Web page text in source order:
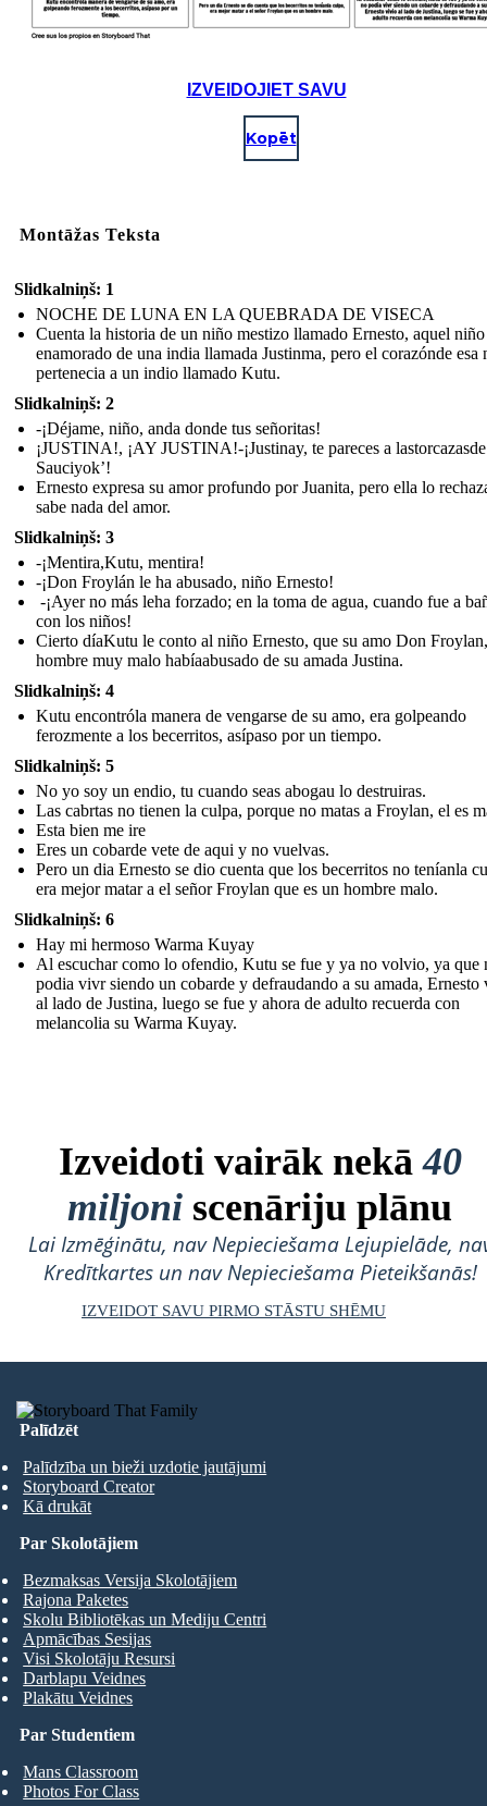
IZVEIDOJIET SAVU
Kopēt
Montāžas Teksta
Slidkalniņš: 1
NOCHE DE LUNA EN LA QUEBRADA DE VISECA
Cuenta la historia de un niño mestizo llamado Ernesto, aquel
enamorado de una india llamada Justinma, pero el corazónde esa
pertenecia a un indio llamado Kutu.
Slidkalniņš: 2
-¡Déjame, niño, anda donde tus señoritas!
¡JUSTINA!, ¡AY JUSTINA!-¡Justinay, te pareces a lastorcazasde
Sauciyok’!
Ernesto expresa su amor profundo por Juanita, pero ella lo
sabe nada del amor.
Slidkalniņš: 3
-¡Mentira,Kutu, mentira!
-¡Don Froylán le ha abusado, niño Ernesto!
-¡Ayer no más leha forzado; en la toma de agua, cuando fue a
con los niños!
Cierto díaKutu le conto al niño Ernesto, que su amo Don
hombre muy malo habíaabusado de su amada Justina.
Slidkalniņš: 4
Kutu encontróla manera de vengarse de su amo, era golpeando
ferozmente a los becerritos, asípaso por un tiempo.
Slidkalniņš: 5
No yo soy un endio, tu cuando seas abogau lo destruiras.
Las cabrtas no tienen la culpa, porque no matas a Froylan, el es
Esta bien me ire
Eres un cobarde vete de aqui y no vuelvas.
Pero un dia Ernesto se dio cuenta que los becerritos no teníanla
era mejor matar a el señor Froylan que es un hombre malo.
Slidkalniņš: 6
Hay mi hermoso Warma Kuyay
Al escuchar como lo ofendio, Kutu se fue y ya no volvio, ya que
podia vivr siendo un cobarde y defraudando a su amada, Ernesto
al lado de Justina, luego se fue y ahora de adulto recuerda con
melancolia su Warma Kuyay.
Izveidoti vairāk nekā40
miljoni scenāriju plānu
Lai Izmēģinātu, nav Nepieciešama Lejupielāde,
Kredītkartes un nav Nepieciešama Pieteikšanās!
IZVEIDOT SAVU PIRMO STĀSTU SHĒMU
Palīdzēt
Palīdzība un bieži uzdotie jautājumi
Storyboard Creator
Kā drukāt
Par Studentiem
Mans Classroom
Photos For Class
Par Skolotājiem
Bezmaksas Versija Skolotājiem
Rajona Paketes
Skolu Bibliotēkas un Mediju Centri
Apmācības Sesijas
Visi Skolotāju Resursi
Darblapu Veidnes
Plakātu Veidnes